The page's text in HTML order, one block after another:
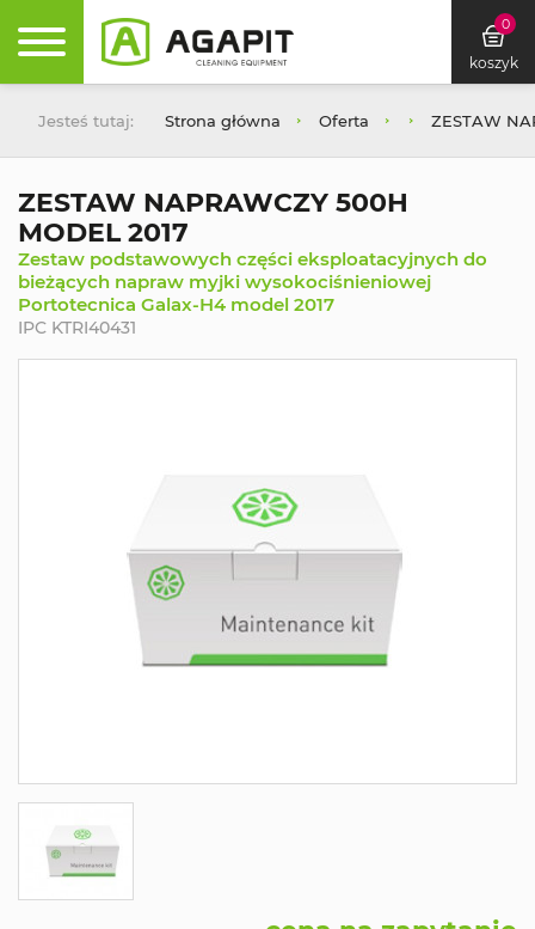
0
koszyk
Jesteś tutaj: Strona główna Oferta ZESTAW
ZESTAW NAPRAWCZY 500H
MODEL 2017
Zestaw podstawowych części eksploatacyjnych do
bieżących napraw myjki wysokociśnieniowej
Portotecnica Galax-H4 model 2017
IPC KTRI40431